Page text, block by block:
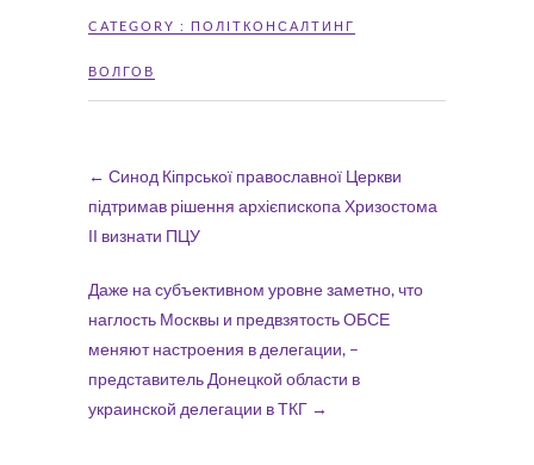
CATEGORY : ПОЛІТКОНСАЛТИНГ
ВОЛГОВ
← Синод Кіпрської православної Церкви
підтримав рішення архієпископа Хризостома
ІІ визнати ПЦУ
Даже на субъективном уровне заметно, что
наглость Москвы и предвзятость ОБСЕ
меняют настроения в делегации, –
представитель Донецкой области в
украинской делегации в ТКГ →